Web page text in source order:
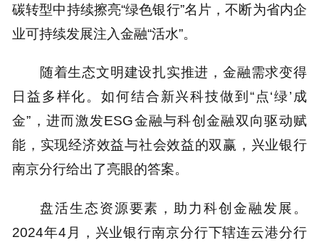
碳转型中持续擦亮“绿色银行”名片，不断为省内企
业可持续发展注入金融“活水”。
随着生态文明建设扎实推进，金融需求变得
日益多样化。如何结合新兴科技做到“点‘绿’成
金”，进而激发ESG金融与科创金融双向驱动赋
能，实现经济效益与社会效益的双赢，兴业银行
南京分行给出了亮眼的答案。
盘活生态资源要素，助力科创金融发展。
2024年4月，兴业银行南京分行下辖连云港分行